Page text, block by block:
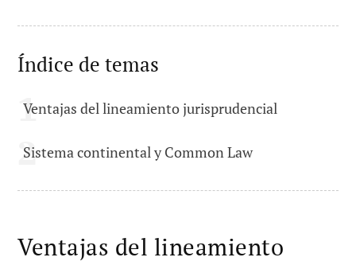
Índice de temas
Ventajas del lineamiento jurisprudencial
Sistema continental y Common Law
Ventajas del lineamiento